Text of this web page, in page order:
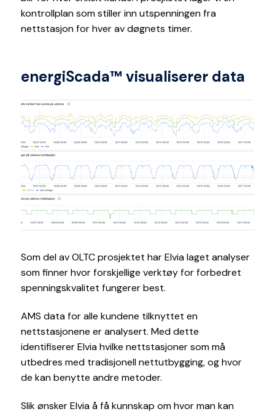
kontrollplan som stiller inn utspenningen fra
nettstasjon for hver av døgnets timer.
energiScada™ visualiserer data
Som del av OLTC prosjektet har Elvia laget analyser
som finner hvor forskjellige verktøy for forbedret
spenningskvalitet fungerer best.
AMS data for alle kundene tilknyttet en
nettstasjonene er analysert. Med dette
identifiserer Elvia hvilke nettstasjoner som må
utbedres med tradisjonell nettutbygging, og hvor
de kan benytte andre metoder.
Slik ønsker Elvia å få kunnskap om hvor man kan